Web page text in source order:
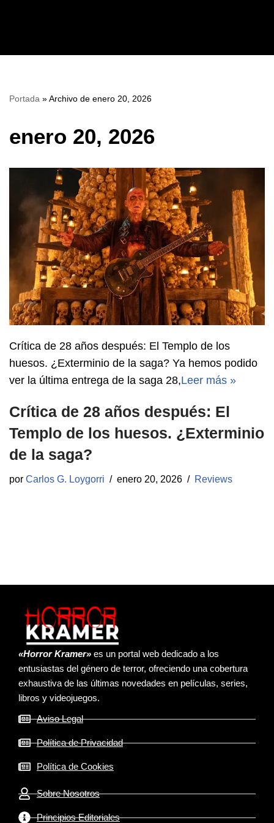
Portada »Archivo de enero 20, 2026
enero 20, 2026
Crítica de 28 años después: El Templo de los
huesos. ¿Exterminio de la saga? Ya hemos podido
ver la última entrega de la saga 28,Leer más »
Crítica de 28 años después: El
Templo de los huesos. ¿Exterminio
de la saga?
por Carlos G. Loygorri enero 20, 2026 Reviews
«Horror Kramer» es un portal web dedicado a los
entusiastas del género de terror, ofreciendo una cobertura
exhaustiva de las últimas novedades en películas, series,
libros y videojuegos.
Aviso Legal
Política de Privacidad
Política de Cookies
Sobre Nosotros
Principios Editoriales